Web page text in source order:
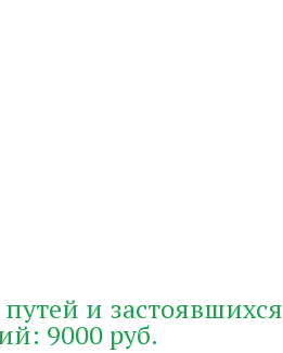
и застоявшихся
9000 руб.